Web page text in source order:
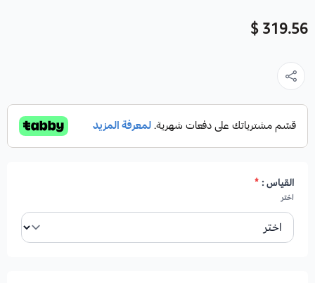
319.56 $
القياس :*
اختر